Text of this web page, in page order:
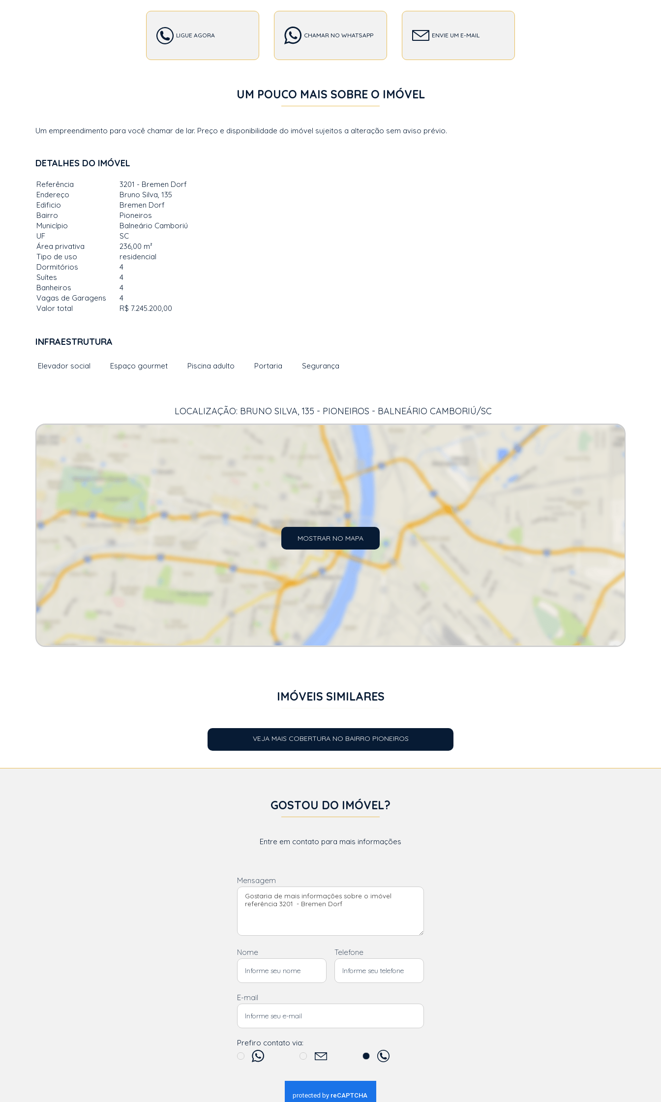
LIGUE AGORA CHAMAR NO WHATSAPP ENVIE UM E-MAIL
UM POUCO MAIS SOBRE O IMÓVEL
Um empreendimento para você chamar de lar. Preço e disponibilidade do imóvel sujeitos a alteração sem aviso prévio.
DETALHES DO IMÓVEL
Referência
3201 - Bremen Dorf
Endereço
Bruno Silva, 135
Edificio
Bremen Dorf
Bairro
Pioneiros
Município
Balneário Camboriú
UF
SC
Área privativa
236,00 m²
Tipo de uso
residencial
Dormitórios
4
Suítes
4
Banheiros
4
Vagas de Garagens
4
Valor total
R$ 7.245.200,00
INFRAESTRUTURA
Elevador social Espaço gourmet Piscina adulto Portaria Segurança
LOCALIZAÇÃO: BRUNO SILVA, 135 - PIONEIROS - BALNEÁRIO CAMBORIÚ/SC
MOSTRAR NO MAPA
IMÓVEIS SIMILARES
VEJA MAIS COBERTURA NO BAIRRO PIONEIROS
GOSTOU DO IMÓVEL?
Entre em contato para mais informações
Mensagem
Nome Telefone
E-mail
Prefiro contato via: